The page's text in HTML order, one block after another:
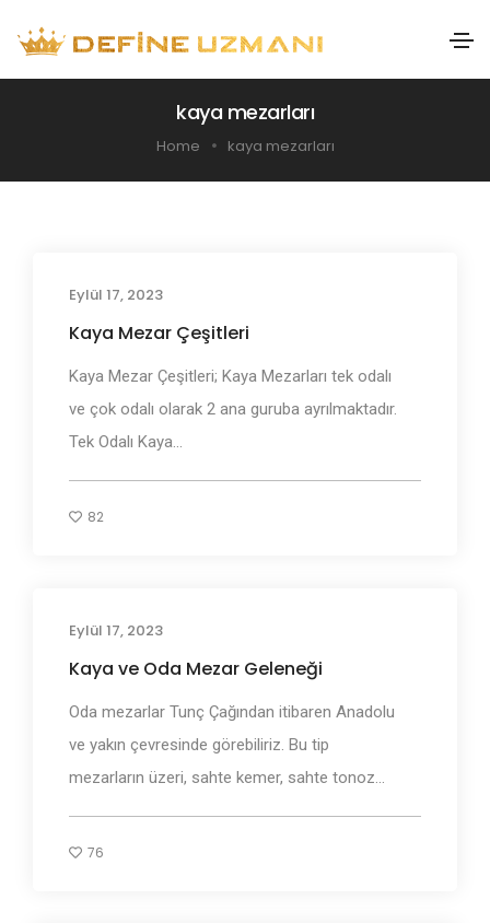
kaya mezarları
Home kaya mezarları
Eylül 17, 2023
Kaya Mezar Çeşitleri
Kaya Mezar Çeşitleri; Kaya Mezarları tek odalı
ve çok odalı olarak 2 ana guruba ayrılmaktadır.
Tek Odalı Kaya...
82
Eylül 17, 2023
Kaya ve Oda Mezar Geleneği
Oda mezarlar Tunç Çağından itibaren Anadolu
ve yakın çevresinde görebiliriz. Bu tip
mezarların üzeri, sahte kemer, sahte tonoz...
76